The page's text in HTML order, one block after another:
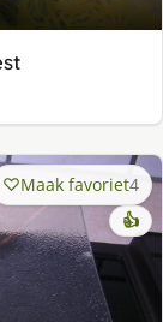
Maak favoriet4
👍